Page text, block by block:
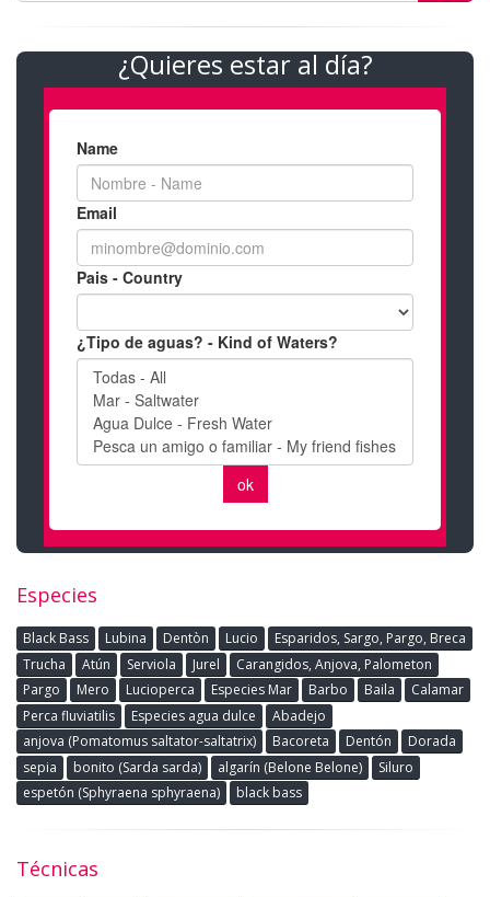
¿Quieres estar al día?
Especies
Black Bass Lubina Dentòn Lucio
Esparidos, Sargo, Pargo, Breca
Trucha
Atún Serviola Jurel
Carangidos, Anjova, Palometon
Pargo
Mero Lucioperca Especies Mar Barbo Baila
Calamar
Perca fluviatilis
Especies agua dulce
Abadejo
anjova (Pomatomus saltator-saltatrix)
Bacoreta Dentón
Dorada
sepia
bonito (Sarda sarda) algarín (Belone Belone)
Siluro
espetón (Sphyraena sphyraena)
black bass
Técnicas